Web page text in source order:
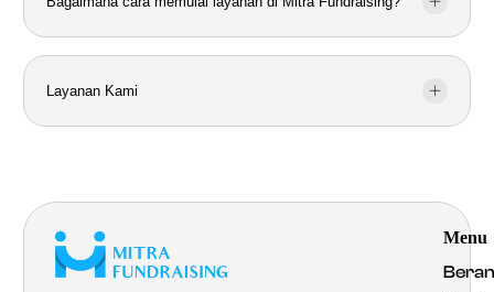
Layanan Kami
Menu